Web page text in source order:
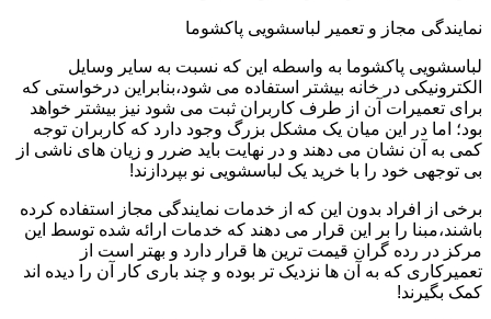
نمایندگی مجاز و تعمیر لباسشویی پاکشوما
لباسشویی پاکشوما به واسطه این که نسبت به سایر وسایل
الکترونیکی در خانه بیشتر استفاده می شود،بنابراین درخواستی که
برای تعمیرات آن از طرف کاربران ثبت می شود نیز بیشتر خواهد
بود؛ اما در این میان یک مشکل بزرگ وجود دارد که کاربران توجه
کمی به آن نشان می دهند و در نهایت باید ضرر و زیان های ناشی از
بی توجهی خود را با خرید یک لباسشویی نو بپردازند!
برخی از افراد بدون این که از خدمات نمایندگی مجاز استفاده کرده
باشند،مبنا را بر این قرار می دهند که خدمات ارائه شده توسط این
مرکز در رده گران قیمت ترین ها قرار دارد و بهتر است از
تعمیرکاری که به آن ها نزدیک تر بوده و چند باری کار آن را دیده اند
کمک بگیرند!